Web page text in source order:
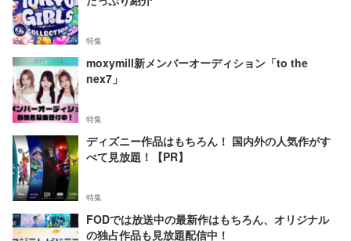
特集
moxymill新メンバーオーディション「to the
nex7」
特集
ディズニー作品はもちろん！ 国内外の人気作がす
べて見放題！【PR】
特集
FODでは放送中の最新作はもちろん、オリジナル
の独占作品も見放題配信中！